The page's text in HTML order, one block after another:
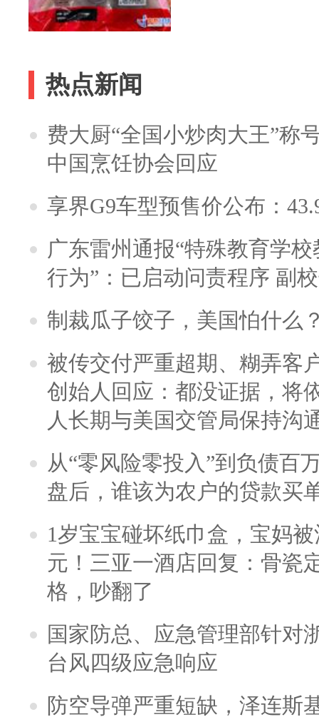
热点新闻
费大厨“全国小炒肉大王”称
中国烹饪协会回应
享界G9车型预售价公布：
广东雷州通报“特殊教育学
行为”：已启动问责程序 副
制裁瓜子饺子，美国怕什么
被传交付严重超期、糊弄客
创始人回应：都没证据，将
人长期与美国交管局保持沟
从“零风险零投入”到负债百
盘后，谁该为农户的贷款买
1岁宝宝碰坏纸巾盒，宝妈
元！三亚一酒店回复：骨瓷
格，吵翻了
国家防总、应急管理部针对
台风四级应急响应
防空导弹严重短缺，泽连斯